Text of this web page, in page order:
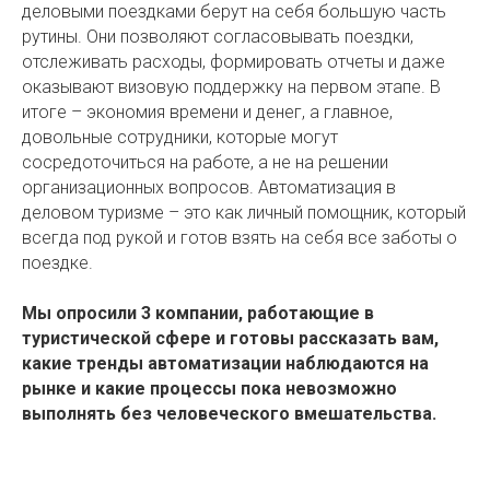
деловыми поездками берут на себя большую часть
рутины. Они позволяют согласовывать поездки,
отслеживать расходы, формировать отчеты и даже
оказывают визовую поддержку на первом этапе. В
итоге – экономия времени и денег, а главное,
довольные сотрудники, которые могут
сосредоточиться на работе, а не на решении
организационных вопросов. Автоматизация в
деловом туризме – это как личный помощник, который
всегда под рукой и готов взять на себя все заботы о
поездке.
Мы опросили 3 компании, работающие в
туристической сфере и готовы рассказать вам,
какие тренды автоматизации наблюдаются на
рынке и какие процессы пока невозможно
выполнять без человеческого вмешательства.